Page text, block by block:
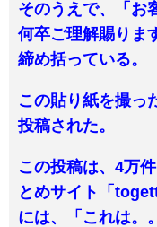
そのうえで、「お
何卒ご理解賜りま
締め括っている。
この貼り紙を撮っ
投稿された。
この投稿は、4万
とめサイト「
には、「これは。